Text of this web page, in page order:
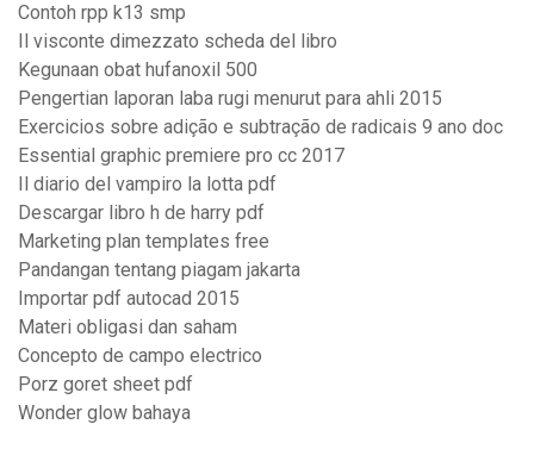
Contoh rpp k13 smp
Il visconte dimezzato scheda del libro
Kegunaan obat hufanoxil 500
Pengertian laporan laba rugi menurut para ahli 2015
Exercicios sobre adição e subtração de radicais 9 ano doc
Essential graphic premiere pro cc 2017
Il diario del vampiro la lotta pdf
Descargar libro h de harry pdf
Marketing plan templates free
Pandangan tentang piagam jakarta
Importar pdf autocad 2015
Materi obligasi dan saham
Concepto de campo electrico
Porz goret sheet pdf
Wonder glow bahaya